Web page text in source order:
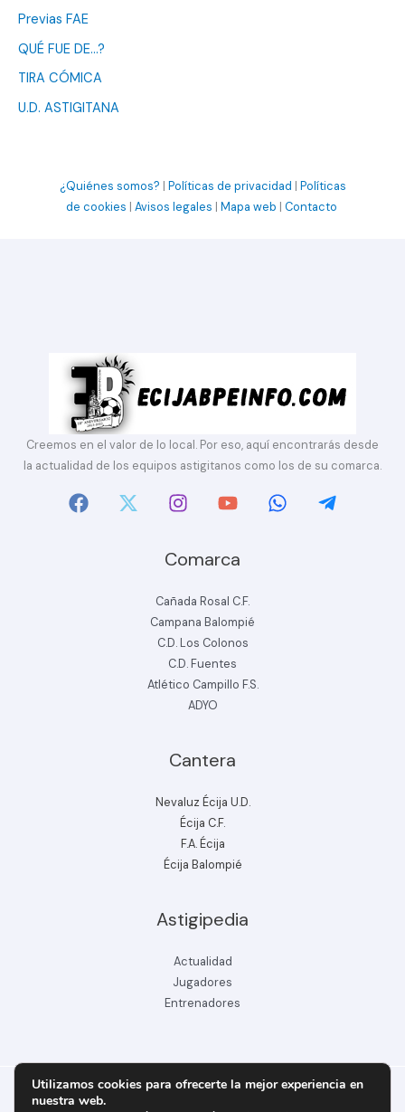
Previas FAE
QUÉ FUE DE…?
TIRA CÓMICA
U.D. ASTIGITANA
¿Quiénes somos? | Políticas de privacidad | Políticas
de cookies | Avisos legales | Mapa web | Contacto
Creemos en el valor de lo local. Por eso, aquí encontrarás desde
la actualidad de los equipos astigitanos como los de su comarca.
Comarca
Cañada Rosal C.F.
Campana Balompié
C.D. Los Colonos
C.D. Fuentes
Atlético Campillo F.S.
ADYO
Cantera
Nevaluz Écija U.D.
Écija C.F.
F.A. Écija
Écija Balompié
Astigipedia
Actualidad
Jugadores
Entrenadores
Utilizamos cookies para ofrecerte la mejor experiencia en
nuestra web.